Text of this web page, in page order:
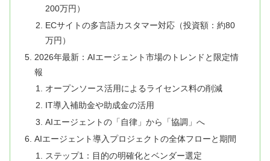
200万円）
ECサイトの多言語カスタマー対応（投資額：約80
万円）
2026年最新：AIエージェント市場のトレンドと限定情
報
オープンソース活用によるライセンス料の削減
IT導入補助金や助成金の活用
AIエージェントの「自律」から「協調」へ
AIエージェント導入プロジェクトの全体フローと期間
ステップ1：目的の明確化とベンダー選定